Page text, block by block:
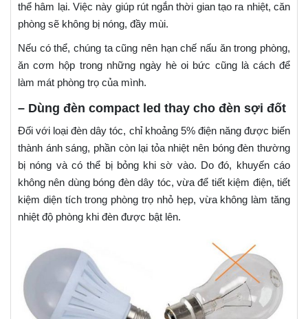
thể hâm lại. Việc này giúp rút ngắn thời gian tạo ra nhiệt, căn
phòng sẽ không bị nóng, đầy mùi.
Nếu có thể, chúng ta cũng nên hạn chế nấu ăn trong phòng,
ăn cơm hộp trong những ngày hè oi bức cũng là cách để
làm mát phòng trọ của mình.
– Dùng đèn compact led thay cho đèn sợi đốt
Đối với loại đèn dây tóc, chỉ khoảng 5% điện năng được biến
thành ánh sáng, phần còn lại tỏa nhiệt nên bóng đèn thường
bị nóng và có thể bị bỏng khi sờ vào. Do đó, khuyến cáo
không nên dùng bóng đèn dây tóc, vừa để tiết kiệm điện, tiết
kiệm diện tích trong phòng trọ nhỏ hẹp, vừa không làm tăng
nhiệt độ phòng khi đèn được bật lên.